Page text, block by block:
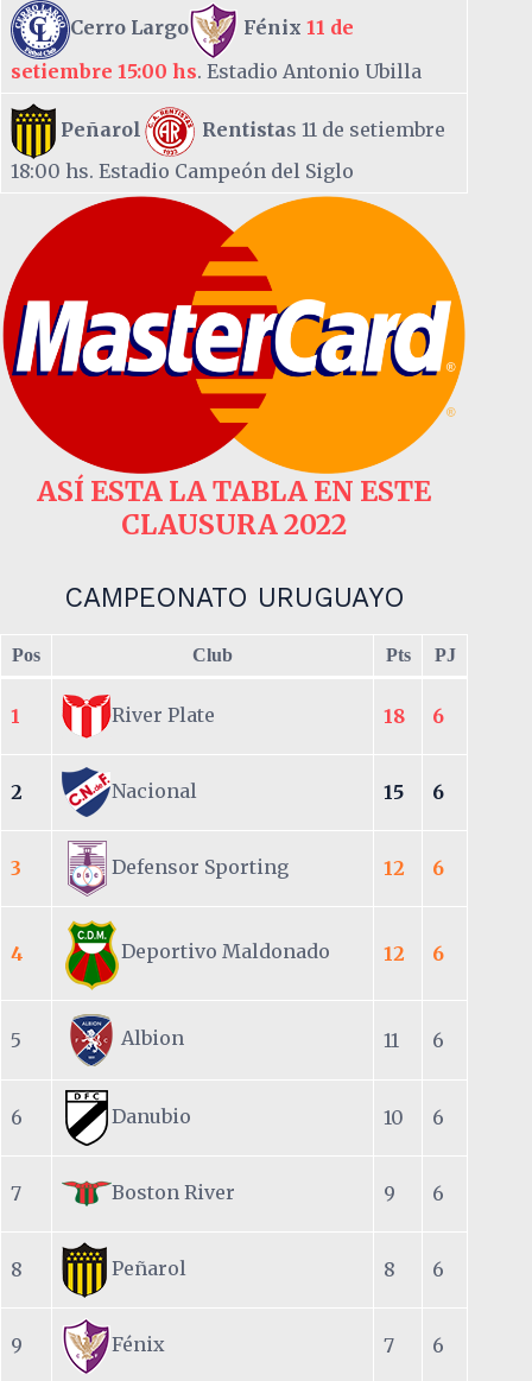
Cerro Largo Fénix 11 de
setiembre 15:00 hs. Estadio Antonio Ubilla
Peñarol Rentistas 11 de setiembre
18:00 hs. Estadio Campeón del Siglo
ASÍ ESTA LA TABLA EN ESTE
CLAUSURA 2022
CAMPEONATO URUGUAYO
Pos Club Pts PJ
1 River Plate 18 6
2 Nacional 15 6
3 Defensor Sporting 12 6
4 Deportivo Maldonado 12 6
5 Albion 11 6
6 Danubio 10 6
7 Boston River 9 6
8 Peñarol 8 6
9 Fénix 7 6